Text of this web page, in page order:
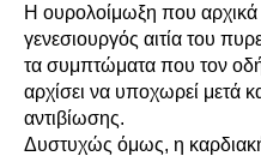
Η ουρολοίμωξη που αρχικά
γενεσιουργός αιτία του
τα συμπτώματα που τον
αρχίσει να υποχωρεί μετά
αντιβίωσης.
Δυστυχώς όμως, η